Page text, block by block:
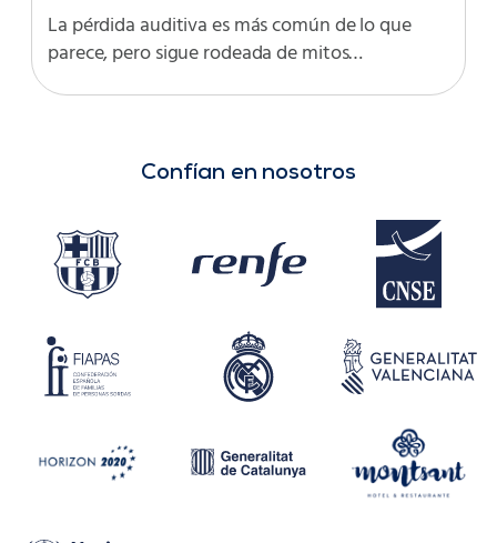
La pérdida auditiva es más común de lo que
parece, pero sigue rodeada de mitos…
Confían en nosotros